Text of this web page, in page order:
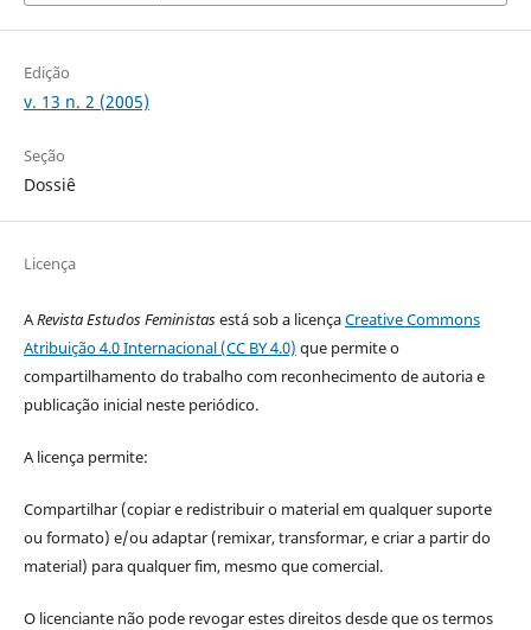
Edição
v. 13 n. 2 (2005)
Seção
Dossiê
Licença
ARevista Estudos Feministasestá sob a licençaCreative Commons
Atribuição 4.0 Internacional (CC BY 4.0) que permite o
compartilhamento do trabalho com reconhecimento de autoria e
publicação inicial neste periódico.
A licença permite:
Compartilhar (copiar e redistribuir o material em qualquer suporte
ou formato) e/ou adaptar (remixar, transformar, e criar a partir do
material) para qualquer fim, mesmo que comercial.
O licenciante não pode revogar estes direitos desde que os termos